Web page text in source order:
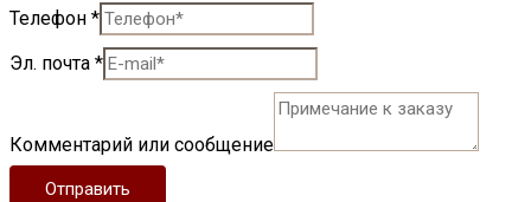
Телефон *
Эл. почта *
Комментарий или сообщение
Отправить